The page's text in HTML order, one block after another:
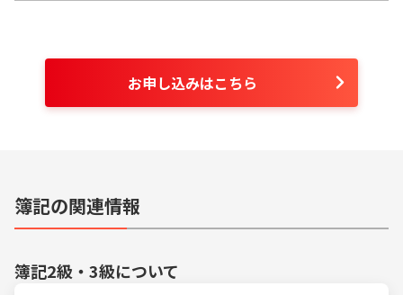
お申し込みはこちら
簿記の関連情報
簿記2級・3級について